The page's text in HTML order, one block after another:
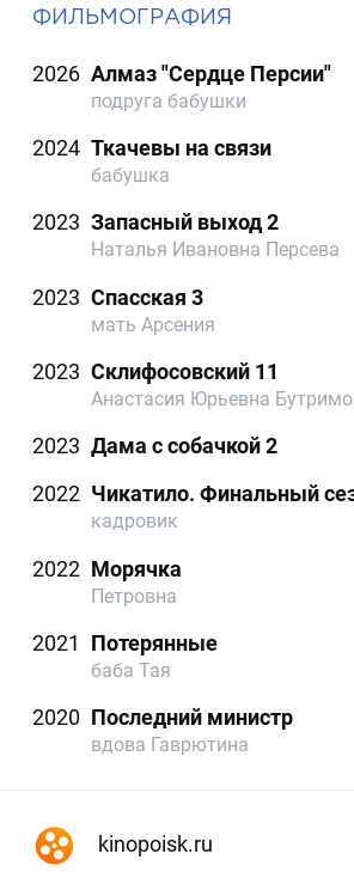
ФИЛЬМОГРАФИЯ
2026 Алмаз "Сердце Персии"
подруга бабушки
2024 Ткачевы на связи
бабушка
2023 Запасный выход 2
Наталья Ивановна Персева
2023 Спасская 3
мать Арсения
2023 Склифосовский 11
Анастасия Юрьевна
2023 Дама с собачкой 2
2022 Чикатило. Финальный
кадровик
2022 Морячка
Петровна
2021 Потерянные
баба Тая
2020 Последний министр
вдова Гаврютина
kinopoisk.ru